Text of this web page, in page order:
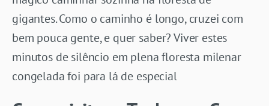
gigantes. Como o caminho é longo, cruzei com
bem pouca gente, e quer saber? Viver estes
minutos de silêncio em plena floresta milenar
congelada foi para lá de especial